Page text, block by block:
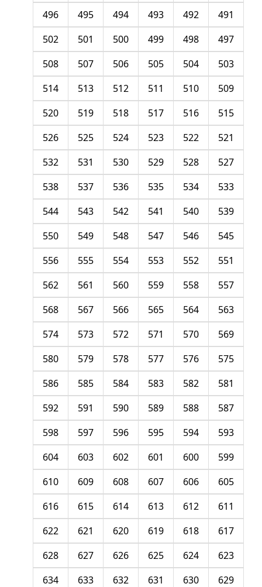
491
492
493
494
495
496
497
498
499
500
501
502
503
504
505
506
507
508
509
510
511
512
513
514
515
516
517
518
519
520
521
522
523
524
525
526
527
528
529
530
531
532
533
534
535
536
537
538
539
540
541
542
543
544
545
546
547
548
549
550
551
552
553
554
555
556
557
558
559
560
561
562
563
564
565
566
567
568
569
570
571
572
573
574
575
576
577
578
579
580
581
582
583
584
585
586
587
588
589
590
591
592
593
594
595
596
597
598
599
600
601
602
603
604
605
606
607
608
609
610
611
612
613
614
615
616
617
618
619
620
621
622
623
624
625
626
627
628
629
630
631
632
633
634